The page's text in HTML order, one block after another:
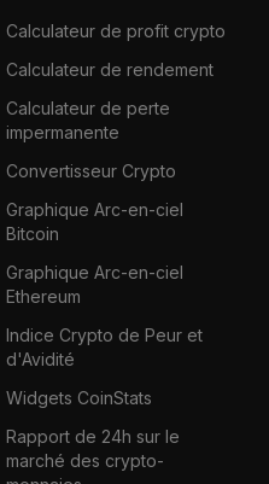
Calculateur de profit crypto
Calculateur de rendement
Calculateur de perte
impermanente
Convertisseur Crypto
Graphique Arc-en-ciel
Bitcoin
Graphique Arc-en-ciel
Ethereum
Indice Crypto de Peur et
d'Avidité
Widgets CoinStats
Rapport de 24h sur le
marché des crypto-